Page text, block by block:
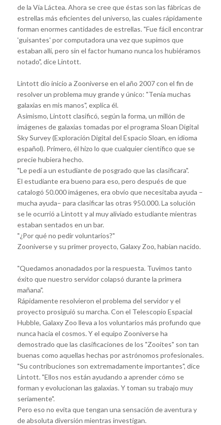
de la Vía Láctea. Ahora se cree que éstas son las fábricas de
estrellas más eficientes del universo, las cuales rápidamente
forman enormes cantidades de estrellas. "Fue fácil encontrar
'guisantes' por computadora una vez que supimos que
estaban allí, pero sin el factor humano nunca los hubiéramos
notado", dice Lintott.
Lintott dio inicio a Zooniverse en el año 2007 con el fin de
resolver un problema muy grande y único: "Tenía muchas
galaxias en mis manos", explica él.
Asimismo, Lintott clasificó, según la forma, un millón de
imágenes de galaxias tomadas por el programa Sloan Digital
Sky Survey (Exploración Digital del Espacio Sloan, en idioma
español). Primero, él hizo lo que cualquier científico que se
precie hubiera hecho.
"Le pedí a un estudiante de posgrado que las clasificara".
El estudiante era bueno para eso, pero después de que
catalogó 50.000 imágenes, era obvio que necesitaba ayuda –
mucha ayuda– para clasificar las otras 950.000. La solución
se le ocurrió a Lintott y al muy aliviado estudiante mientras
estaban sentados en un bar.
"¿Por qué no pedir voluntarios?"
Zooniverse y su primer proyecto, Galaxy Zoo, habían nacido.
"Quedamos anonadados por la respuesta. Tuvimos tanto
éxito que nuestro servidor colapsó durante la primera
mañana".
Rápidamente resolvieron el problema del servidor y el
proyecto prosiguió su marcha. Con el Telescopio Espacial
Hubble, Galaxy Zoo lleva a los voluntarios más profundo que
nunca hacia el cosmos. Y el equipo Zooniverse ha
demostrado que las clasificaciones de los "Zooites" son tan
buenas como aquellas hechas por astrónomos profesionales.
"Su contribuciones son extremadamente importantes", dice
Lintott. "Ellos nos están ayudando a aprender cómo se
forman y evolucionan las galaxias. Y toman su trabajo muy
seriamente".
Pero eso no evita que tengan una sensación de aventura y
de absoluta diversión mientras investigan.